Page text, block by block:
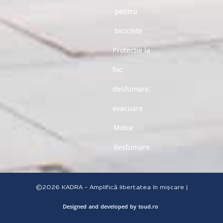
pentru
biciclete
Protecție la
foc,
desfumare,
evacuare
Motor
desfumare
©2026 KADRA - Amplifică libertatea în mișcare |
Designed and developed by toud.ro